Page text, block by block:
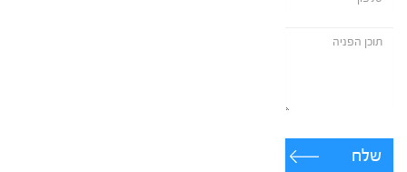
שלח